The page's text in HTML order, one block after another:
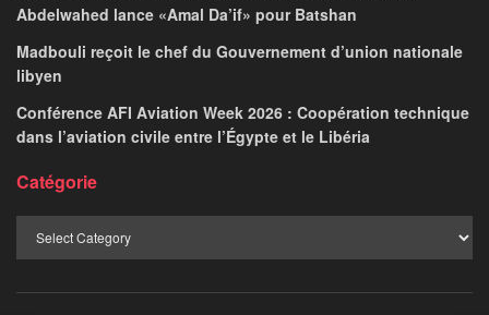
Abdelwahed lance «Amal Da’if» pour Batshan
Madbouli reçoit le chef du Gouvernement d’union nationale
libyen
Conférence AFI Aviation Week 2026 : Coopération technique
dans l’aviation civile entre l’Égypte et le Libéria
Catégorie